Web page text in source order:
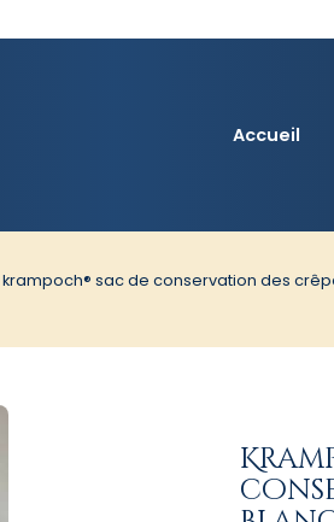
Accueil
krampoch® sac de conservation des